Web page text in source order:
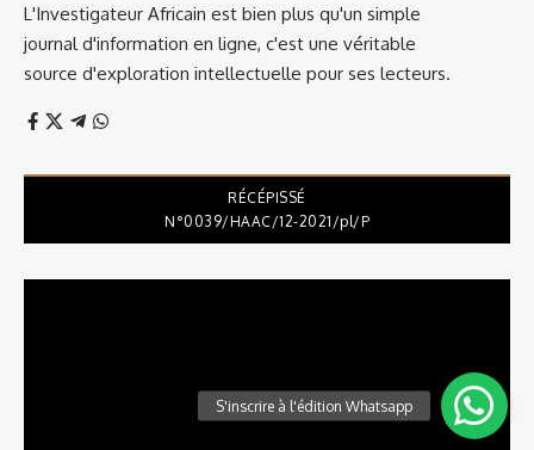
L'Investigateur Africain est bien plus qu'un simple
journal d'information en ligne, c'est une véritable
source d'exploration intellectuelle pour ses lecteurs.
RÉCÉPISSÉ
N°0039/HAAC/12-2021/pl/P